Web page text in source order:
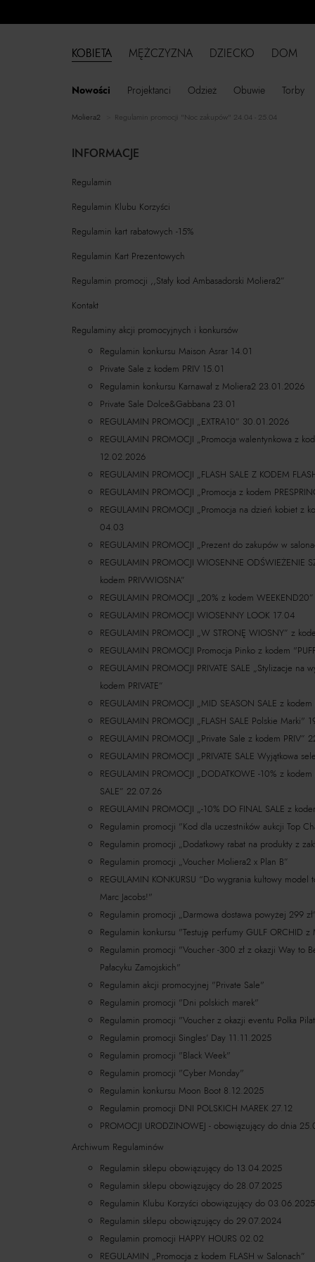
KOBIETA
Nowości Projektanci Odzież Obuwie Torby
MĘŻCZYZNA DZIECKO DOM
moliera2 Regulamin promocji "Noc zakupów" 24.04 - 25.04
INFORMACJE
Regulamin
Regulamin Klubu Korzyści
Regulamin kart rabatowych -15%
Regulamin Kart Prezentowych
Regulamin promocji ,,Stały kod Ambasadorski Moliera2”
Kontakt
Regulaminy akcji promocyjnych i konkursów
Regulamin konkursu Maison Asrar 14.01
Private Sale z kodem PRIV 15.01
Regulamin konkursu Karnawał z Moliera2 23.01.2026
Private Sale Dolce&Gabbana 23.01
REGULAMIN PROMOCJI „EXTRA10” 30.01.2026
REGULAMIN PROMOCJI „Promocja walentynkowa z
12.02.2026
REGULAMIN PROMOCJI „FLASH SALE Z KODEM
REGULAMIN PROMOCJI „Promocja z kodem
REGULAMIN PROMOCJI „Promocja na dzień kobiet z
04.03
REGULAMIN PROMOCJI „Prezent do zakupów w
REGULAMIN PROMOCJI WIOSENNE ODŚWIEŻENIE
kodem PRIVWIOSNA”
REGULAMIN PROMOCJI „20% z kodem WEEKEND20”
REGULAMIN PROMOCJI WIOSENNY LOOK 17.04
REGULAMIN PROMOCJI „W STRONĘ WIOSNY” z
REGULAMIN PROMOCJI Promocja Pinko z kodem
REGULAMIN PROMOCJI PRIVATE SALE „Stylizacje na
kodem PRIVATE”
REGULAMIN PROMOCJI „MID SEASON SALE z kodem
REGULAMIN PROMOCJI „FLASH SALE Polskie Marki"
REGULAMIN PROMOCJI „Private Sale z kodem PRIV”
REGULAMIN PROMOCJI „PRIVATE SALE Wyjątkowa
REGULAMIN PROMOCJI „DODATKOWE -10% z
SALE” 22.07.26
REGULAMIN PROMOCJI „-10% DO FINAL SALE z
Regulamin promocji "Kod dla uczestników aukcji Top
Regulamin promocji „Dodatkowy rabat na produkty z
Regulamin promocji „Voucher Moliera2 x Plan B”
REGULAMIN KONKURSU “Do wygrania kultowy model
Marc Jacobs!"
Regulamin promocji „Darmowa dostawa powyżej 299
Regulamin konkursu "Testuję perfumy ​GULF ORCHID
Regulamin promocji "Voucher -300 zł z okazji Way to
Pałacyku Zamojskich"
Regulamin akcji promocyjnej "Private Sale"
Regulamin promocji "Dni polskich marek"
Regulamin promocji "Voucher z okazji eventu Polka
Regulamin promocji Singles' Day 11.11.2025
Regulamin promocji "Black Week"
Regulamin promocji "Cyber Monday"
Regulamin konkursu Moon Boot 8.12.2025
Regulamin promocji DNI POLSKICH MAREK 27.12
PROMOCJI URODZINOWEJ - obowiązujący do dnia
Archiwum Regulaminów
Regulamin sklepu obowiązujący do 13.04.2025
Regulamin sklepu obowiązujący do 28.07.2025
Regulamin Klubu Korzyści obowiązujący do 03.06.2025
Regulamin sklepu obowiązujący do 29.07.2024
Regulamin promocji HAPPY HOURS 02.02
REGULAMIN „Promocja z kodem FLASH w Salonach”